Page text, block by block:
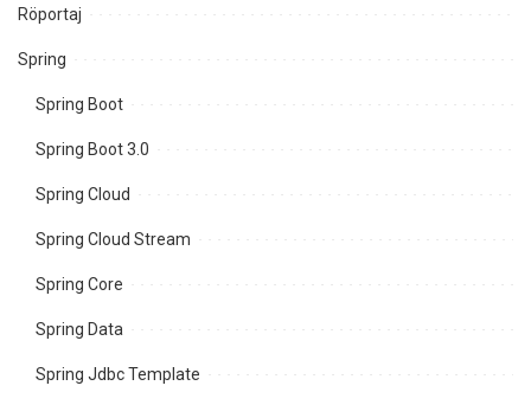
Röportaj
Spring
Spring Boot
Spring Boot 3.0
Spring Cloud
Spring Cloud Stream
Spring Core
Spring Data
Spring Jdbc Template